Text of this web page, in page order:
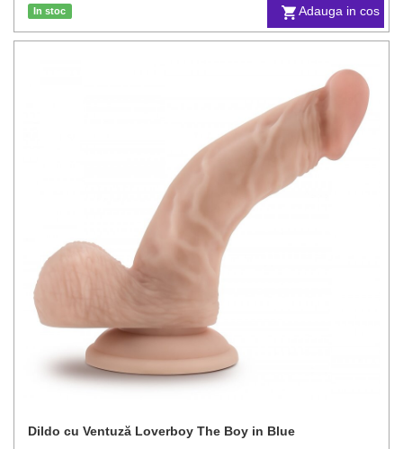
Adauga in cos
In stoc
Dildo cu Ventuză Loverboy The Boy in Blue